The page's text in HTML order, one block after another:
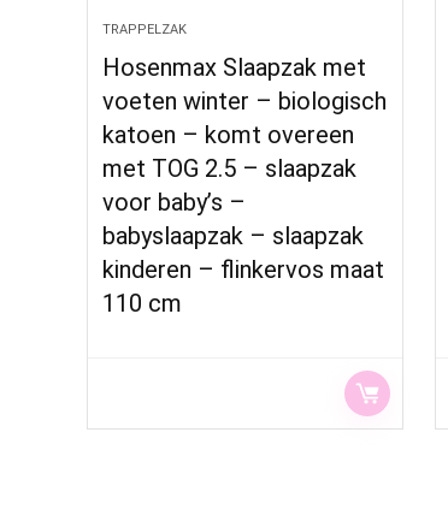
TRAPPELZAK
Hosenmax Slaapzak met
voeten winter – biologisch
katoen – komt overeen
met TOG 2.5 – slaapzak
voor baby’s –
babyslaapzak – slaapzak
kinderen – flinkervos maat
110 cm